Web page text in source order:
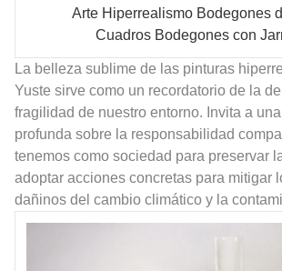
Arte Hiperrealismo Bodegones
Cuadros Bodegones con
La belleza sublime de las pinturas
Yuste sirve como un recordatorio de la
fragilidad de nuestro entorno. Invita a
profunda sobre la responsabilidad
tenemos como sociedad para preservar
adoptar acciones concretas para mitigar
dañinos del cambio climático y la